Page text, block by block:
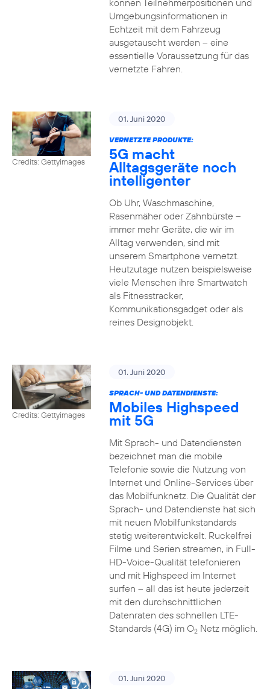
können Teilnehmerpositionen und
Umgebungsinformationen in
Echtzeit mit dem Fahrzeug
ausgetauscht werden – eine
essentielle Voraussetzung für das
vernetzte Fahren.
Credits: Gettyimages
01. Juni 2020
VERNETZTE PRODUKTE:
5G macht
Alltagsgeräte noch
intelligenter
Ob Uhr, Waschmaschine,
Rasenmäher oder Zahnbürste –
immer mehr Geräte, die wir im
Alltag verwenden, sind mit
unserem Smartphone vernetzt.
Heutzutage nutzen beispielsweise
viele Menschen ihre Smartwatch
als Fitnesstracker,
Kommunikationsgadget oder als
reines Designobjekt.
Credits: Gettyimages
01. Juni 2020
SPRACH- UND DATENDIENSTE:
Mobiles Highspeed
mit 5G
Mit Sprach- und Datendiensten
bezeichnet man die mobile
Telefonie sowie die Nutzung von
Internet und Online-Services über
das Mobilfunknetz. Die Qualität der
Sprach- und Datendienste hat sich
mit neuen Mobilfunkstandards
stetig weiterentwickelt. Ruckelfrei
Filme und Serien streamen, in Full-
HD-Voice-Qualität telefonieren
und mit Highspeed im Internet
surfen – all das ist heute jederzeit
mit den durchschnittlichen
Datenraten des schnellen LTE-
Standards (4G) im O2Netz möglich.
01. Juni 2020